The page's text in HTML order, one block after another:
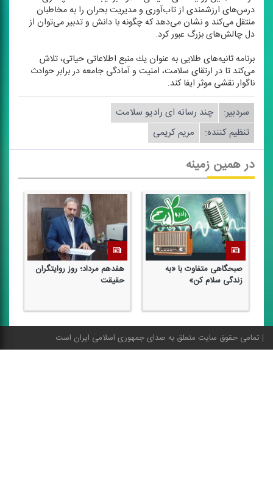
درس‌های ارزشمندی از تاب‌آوری و مدیریت بحران را به مخاطبان
منتقل می‌كند و نشان می‌دهد كه چگونه با دانش و تدبیر می‌توان از
دل چالش‌های بزرگ عبور كرد.
برنامه ثانیه‌های طلایی به عنوان یك منبع اطلاعاتی حیاتی، تلاش
می‌كند تا در ارتقای سلامت، امنیت و آمادگی جامعه در برابر حوادث
ناگوار نقشی موثر ایفا كند.
سردبیر:
چند رسانه ای رادیو سلامت
تنظیم كننده:
مریم كریمی
در همین زمینه
صبحگاهی متفاوت با «به
زندگی سلام كن»
هفدهم مرداد؛ روز روایتگران
حقیقت
تمامی حقوق سایت متعلق به صدای جمهوری اسلامی ایران است